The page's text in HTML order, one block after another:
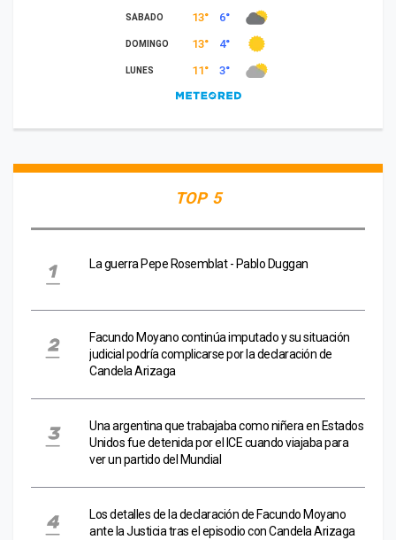
TOP 5
La guerra Pepe Rosemblat - Pablo Duggan
Facundo Moyano continúa imputado y su situación
judicial podría complicarse por la declaración de
Candela Arizaga
Una argentina que trabajaba como niñera en Estados
Unidos fue detenida por el ICE cuando viajaba para
ver un partido del Mundial
Los detalles de la declaración de Facundo Moyano
ante la Justicia tras el episodio con Candela Arizaga